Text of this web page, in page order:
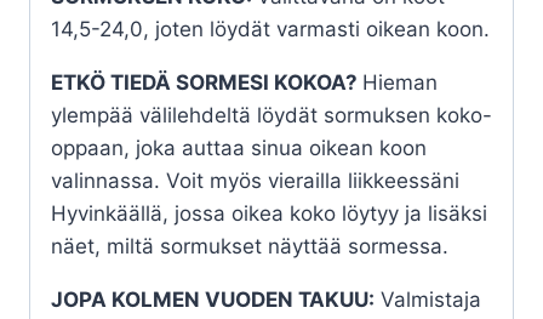
14,5-24,0, joten löydät varmasti oikean koon.
ETKÖ TIEDÄ SORMESI KOKOA? Hieman
ylempää välilehdeltä löydät sormuksen koko-
oppaan, joka auttaa sinua oikean koon
valinnassa. Voit myös vierailla liikkeessäni
Hyvinkäällä, jossa oikea koko löytyy ja lisäksi
näet, miltä sormukset näyttää sormessa.
JOPA KOLMEN VUODEN TAKUU: Valmistaja